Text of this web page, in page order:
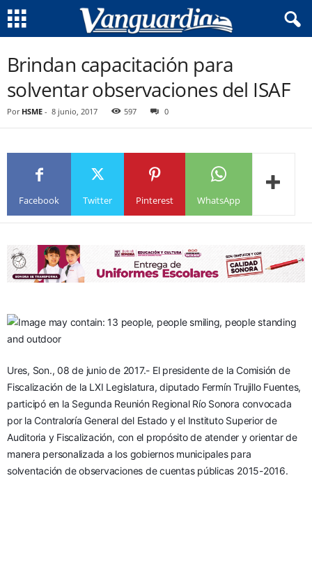
Brindan capacitación para
solventar observaciones del ISAF
Por HSME - 8 junio, 2017 597 0
Facebook Twitter Pinterest WhatsApp
Ures, Son., 08 de junio de 2017.- El presidente de la Comisión de
Fiscalización de la LXI Legislatura, diputado Fermín Trujillo Fuentes,
participó en la Segunda Reunión Regional Río Sonora convocada
por la Contraloría General del Estado y el Instituto Superior de
Auditoria y Fiscalización, con el propósito de atender y orientar de
manera personalizada a los gobiernos municipales para
solventación de observaciones de cuentas públicas 2015-2016.